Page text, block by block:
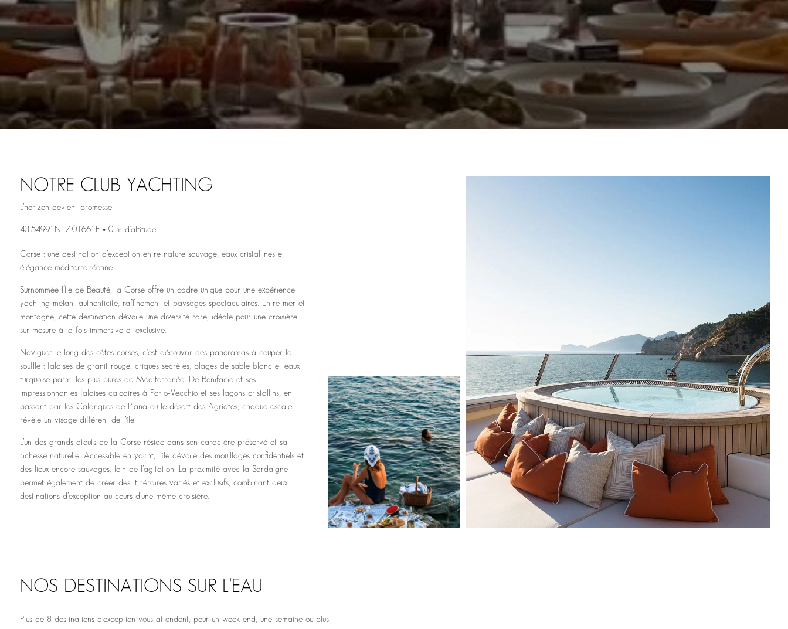
NOTRE CLUB YACHTING
L’horizon devient promesse
43.5499° N, 7.0166° E • 0 m d’altitude
Corse : une destination d’exception entre nature sauvage, eaux cristallines et
élégance méditerranéenne
Surnommée l’Île de Beauté, la Corse offre un cadre unique pour une expérience
yachting mêlant authenticité, raffinement et paysages spectaculaires. Entre mer et
montagne, cette destination dévoile une diversité rare, idéale pour une croisière
sur mesure à la fois immersive et exclusive.
Naviguer le long des côtes corses, c’est découvrir des panoramas à couper le
souffle : falaises de granit rouge, criques secrètes, plages de sable blanc et eaux
turquoise parmi les plus pures de Méditerranée. De Bonifacio et ses
impressionnantes falaises calcaires à Porto-Vecchio et ses lagons cristallins, en
passant par les Calanques de Piana ou le désert des Agriates, chaque escale
révèle un visage différent de l’île.
L’un des grands atouts de la Corse réside dans son caractère préservé et sa
richesse naturelle. Accessible en yacht, l’île dévoile des mouillages confidentiels et
des lieux encore sauvages, loin de l’agitation. La proximité avec la Sardaigne
permet également de créer des itinéraires variés et exclusifs, combinant deux
destinations d’exception au cours d’une même croisière.
NOS DESTINATIONS SUR L’EAU
Plus de 8 destinations d’exception vous attendent, pour un week-end, une semaine ou plus